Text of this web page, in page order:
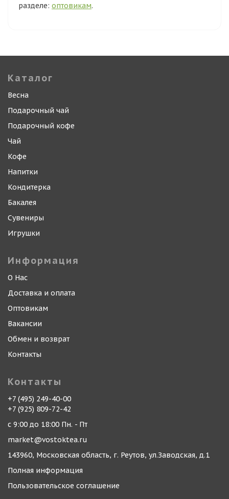
разделе: оптовикам.
Каталог
Весна
Подарочный чай
Подарочный кофе
Чай
Кофе
Напитки
Кондитерка
Бакалея
Сувениры
Игрушки
Информация
О Нас
Доставка и оплата
Оптовикам
Вакансии
Обмен и возврат
Контакты
Контакты
+7 (495) 249-40-00
+7 (925) 809-72-42
с 9:00 до 18:00 Пн. - Пт
market@vostoktea.ru
143960, Московская область, г. Реутов, ул.Заводская, д.1
Полная информация
Пользовательское соглашение